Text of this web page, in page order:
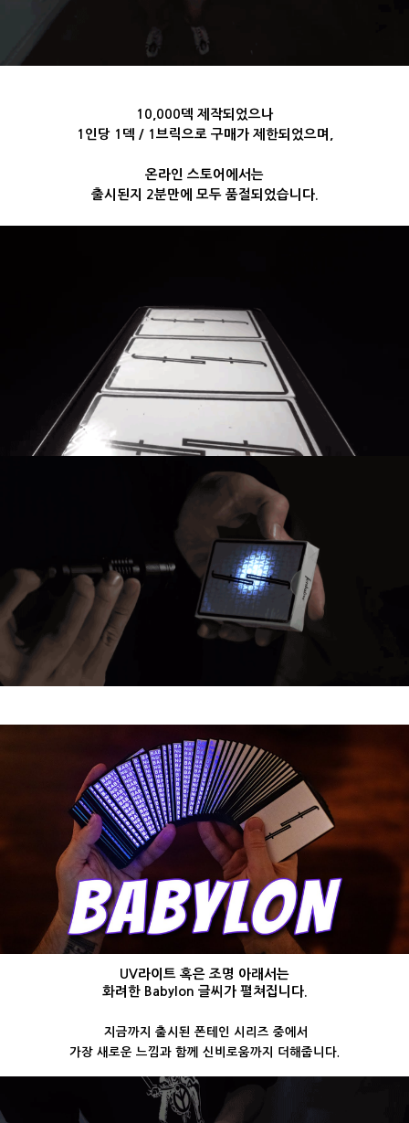
10,000덱 제작되었으나
1인당 1덱 / 1브릭으로 구매가 제한되었으며,
온라인 스토어에서는
출시된지 2분만에 모두 품절되었습니다.
UV라이트 혹은 조명 아래서는
화려한 Babylon 글씨가 펼쳐집니다.
지금까지 출시된 폰테인 시리즈 중에서
가장 새로운 느낌과 함께 신비로움까지 더해줍니다.